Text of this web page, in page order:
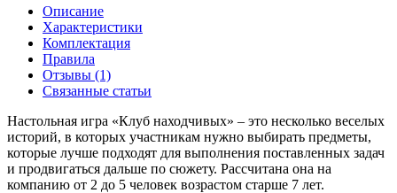
Описание
Характеристики
Комплектация
Правила
Отзывы (1)
Связанные статьи
Настольная игра «Клуб находчивых» – это несколько веселых
историй, в которых участникам нужно выбирать предметы,
которые лучше подходят для выполнения поставленных задач
и продвигаться дальше по сюжету. Рассчитана она на
компанию от 2 до 5 человек возрастом старше 7 лет.